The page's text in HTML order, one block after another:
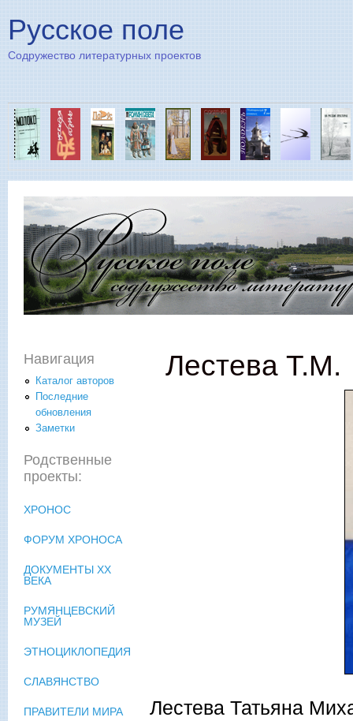
Русское поле
Содружество литературных проектов
Лестева Т.М.
Лестева Татьяна
Навигация
Каталог авторов
Последние
обновления
Заметки
Родственные
проекты:
ХРОНОС
ФОРУМ ХРОНОСА
ДОКУМЕНТЫ XX
ВЕКА
РУМЯНЦЕВСКИЙ
МУЗЕЙ
ЭТНОЦИКЛОПЕДИЯ
СЛАВЯНСТВО
ПРАВИТЕЛИ МИРА